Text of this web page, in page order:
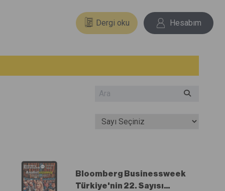
Dergi oku Hesabım
Bloomberg Businessweek
Türkiye'nin 22. Sayısı